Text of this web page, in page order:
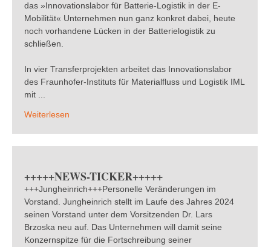
das »Innovationslabor für Batterie-Logistik in der E-
Mobilität« Unternehmen nun ganz konkret dabei, heute
noch vorhandene Lücken in der Batterielogistik zu
schließen.
In vier Transferprojekten arbeitet das Innovationslabor
des Fraunhofer-Instituts für Materialfluss und Logistik IML
mit ...
Weiterlesen
+++++NEWS-TICKER+++++
+++Jungheinrich+++Personelle Veränderungen im
Vorstand. Jungheinrich stellt im Laufe des Jahres 2024
seinen Vorstand unter dem Vorsitzenden Dr. Lars
Brzoska neu auf. Das Unternehmen will damit seine
Konzernspitze für die Fortschreibung seiner